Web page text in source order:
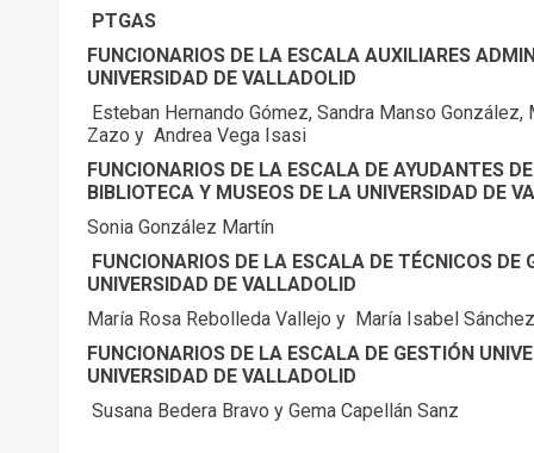
PTGAS
FUNCIONARIOS DE LA ESCALA AUXILIARES
UNIVERSIDAD DE VALLADOLID
Esteban Hernando Gómez, Sandra Manso González,
Zazo y Andrea Vega Isasi
FUNCIONARIOS DE LA ESCALA DE AYUDANTES
BIBLIOTECA Y MUSEOS DE LA UNIVERSIDAD DE
Sonia González Martín
FUNCIONARIOS DE LA ESCALA DE TÉCNICOS DE
UNIVERSIDAD DE VALLADOLID
María Rosa Rebolleda Vallejo y María Isabel
FUNCIONARIOS DE LA ESCALA DE GESTIÓN
UNIVERSIDAD DE VALLADOLID
Susana Bedera Bravo y Gema Capellán Sanz